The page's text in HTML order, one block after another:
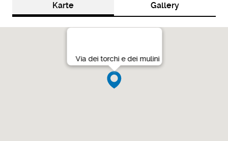
Karte Gallery
Via dei torchi e dei mulini